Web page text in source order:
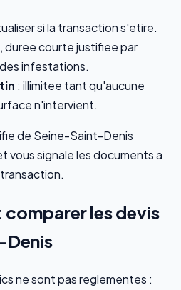
si la transaction s'etire.
duree courte justifiee par
infestations.
: illimitee tant qu'aucune
n'intervient.
de Seine-Saint-Denis
vous signale les documents a
comparer les devis
Denis
ne sont pas reglementes :